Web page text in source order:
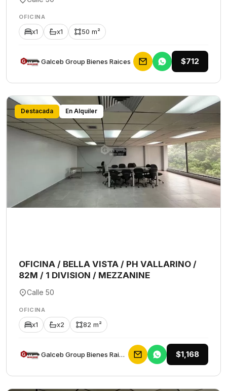
OFICINA
x1 x1 50 m²
Galceb Group Bienes Raices $712
Destacada En Alquiler
OFICINA / BELLA VISTA / PH VALLARINO /
82M / 1 DIVISION / MEZZANINE
Calle 50
OFICINA
x1 x2 82 m²
Galceb Group Bienes Raices $1,168